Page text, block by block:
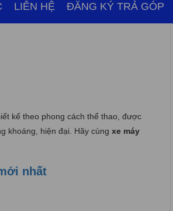
LIÊN HỆ ĐĂNG KÝ TRẢ GÓP
kế theo phong cách thể thao, được
khoáng, hiện đại. Hãy cùng xe máy
nhất